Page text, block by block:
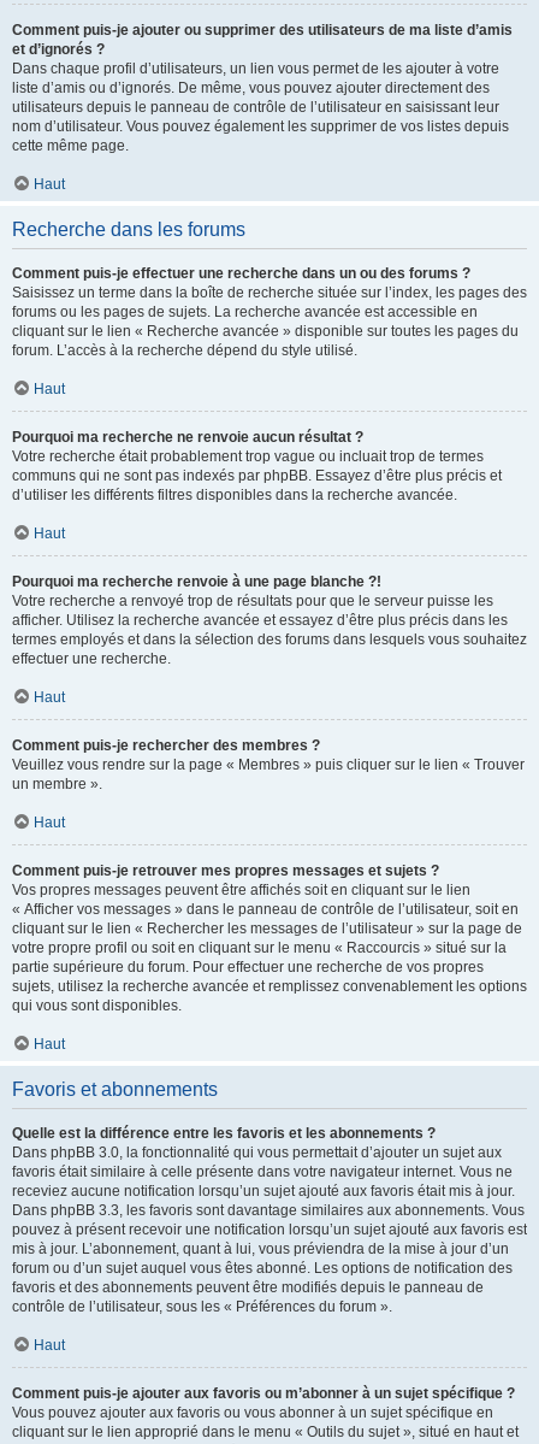
Comment puis-je ajouter ou supprimer des utilisateurs de ma liste d’amis
et d’ignorés ?
Dans chaque profil d’utilisateurs, un lien vous permet de les ajouter à votre
liste d’amis ou d’ignorés. De même, vous pouvez ajouter directement des
utilisateurs depuis le panneau de contrôle de l’utilisateur en saisissant leur
nom d’utilisateur. Vous pouvez également les supprimer de vos listes depuis
cette même page.
Haut
Recherche dans les forums
Comment puis-je effectuer une recherche dans un ou des forums ?
Saisissez un terme dans la boîte de recherche située sur l’index, les pages des
forums ou les pages de sujets. La recherche avancée est accessible en
cliquant sur le lien « Recherche avancée » disponible sur toutes les pages du
forum. L’accès à la recherche dépend du style utilisé.
Haut
Pourquoi ma recherche ne renvoie aucun résultat ?
Votre recherche était probablement trop vague ou incluait trop de termes
communs qui ne sont pas indexés par phpBB. Essayez d’être plus précis et
d’utiliser les différents filtres disponibles dans la recherche avancée.
Haut
Pourquoi ma recherche renvoie à une page blanche ?!
Votre recherche a renvoyé trop de résultats pour que le serveur puisse les
afficher. Utilisez la recherche avancée et essayez d’être plus précis dans les
termes employés et dans la sélection des forums dans lesquels vous souhaitez
effectuer une recherche.
Haut
Comment puis-je rechercher des membres ?
Veuillez vous rendre sur la page « Membres » puis cliquer sur le lien « Trouver
un membre ».
Haut
Comment puis-je retrouver mes propres messages et sujets ?
Vos propres messages peuvent être affichés soit en cliquant sur le lien
« Afficher vos messages » dans le panneau de contrôle de l’utilisateur, soit en
cliquant sur le lien « Rechercher les messages de l’utilisateur » sur la page de
votre propre profil ou soit en cliquant sur le menu « Raccourcis » situé sur la
partie supérieure du forum. Pour effectuer une recherche de vos propres
sujets, utilisez la recherche avancée et remplissez convenablement les options
qui vous sont disponibles.
Haut
Favoris et abonnements
Quelle est la différence entre les favoris et les abonnements ?
Dans phpBB 3.0, la fonctionnalité qui vous permettait d’ajouter un sujet aux
favoris était similaire à celle présente dans votre navigateur internet. Vous ne
receviez aucune notification lorsqu’un sujet ajouté aux favoris était mis à jour.
Dans phpBB 3.3, les favoris sont davantage similaires aux abonnements. Vous
pouvez à présent recevoir une notification lorsqu’un sujet ajouté aux favoris est
mis à jour. L’abonnement, quant à lui, vous préviendra de la mise à jour d’un
forum ou d’un sujet auquel vous êtes abonné. Les options de notification des
favoris et des abonnements peuvent être modifiés depuis le panneau de
contrôle de l’utilisateur, sous les « Préférences du forum ».
Haut
Comment puis-je ajouter aux favoris ou m’abonner à un sujet spécifique ?
Vous pouvez ajouter aux favoris ou vous abonner à un sujet spécifique en
cliquant sur le lien approprié dans le menu « Outils du sujet », situé en haut et